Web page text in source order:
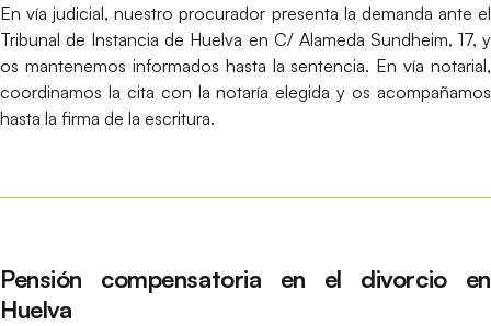
En vía judicial, nuestro procurador presenta la demanda ante el
Tribunal de Instancia de Huelva en C/ Alameda Sundheim, 17, y
os mantenemos informados hasta la sentencia. En vía notarial,
coordinamos la cita con la notaría elegida y os acompañamos
hasta la firma de la escritura.
Pensión compensatoria en el divorcio en
Huelva